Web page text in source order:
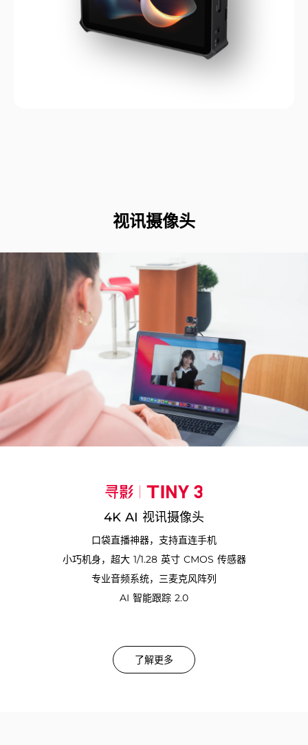
视讯摄像头
4K AI 视讯摄像头
口袋直播神器，支持直连手机
小巧机身，超大 1/1.28 英寸 CMOS 传感器
专业音频系统，三麦克风阵列
AI 智能跟踪 2.0
了解更多